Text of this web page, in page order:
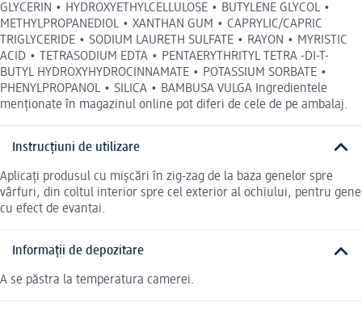
GLYCERIN • HYDROXYETHYLCELLULOSE • BUTYLENE GLYCOL •
METHYLPROPANEDIOL • XANTHAN GUM • CAPRYLIC/CAPRIC
TRIGLYCERIDE • SODIUM LAURETH SULFATE • RAYON • MYRISTIC
ACID • TETRASODIUM EDTA • PENTAERYTHRITYL TETRA -DI-T-
BUTYL HYDROXYHYDROCINNAMATE • POTASSIUM SORBATE •
PHENYLPROPANOL • SILICA • BAMBUSA VULGA Ingredientele
menționate în magazinul online pot diferi de cele de pe ambalaj.
Instrucțiuni de utilizare
Aplicați produsul cu mișcări în zig-zag de la baza genelor spre
vârfuri, din coltul interior spre cel exterior al ochiului, pentru gene
cu efect de evantai.
Informații de depozitare
A se păstra la temperatura camerei.